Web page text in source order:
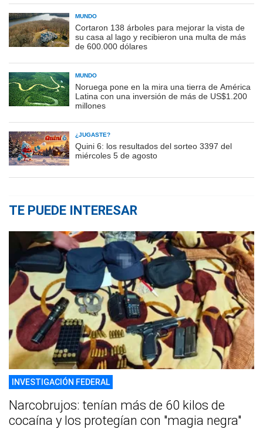
MUNDO
Cortaron 138 árboles para mejorar la vista de
su casa al lago y recibieron una multa de más
de 600.000 dólares
MUNDO
Noruega pone en la mira una tierra de América
Latina con una inversión de más de US$1.200
millones
¿JUGASTE?
Quini 6: los resultados del sorteo 3397 del
miércoles 5 de agosto
TE PUEDE INTERESAR
INVESTIGACIÓN FEDERAL
Narcobrujos: tenían más de 60 kilos de
cocaína y los protegían con "magia negra"